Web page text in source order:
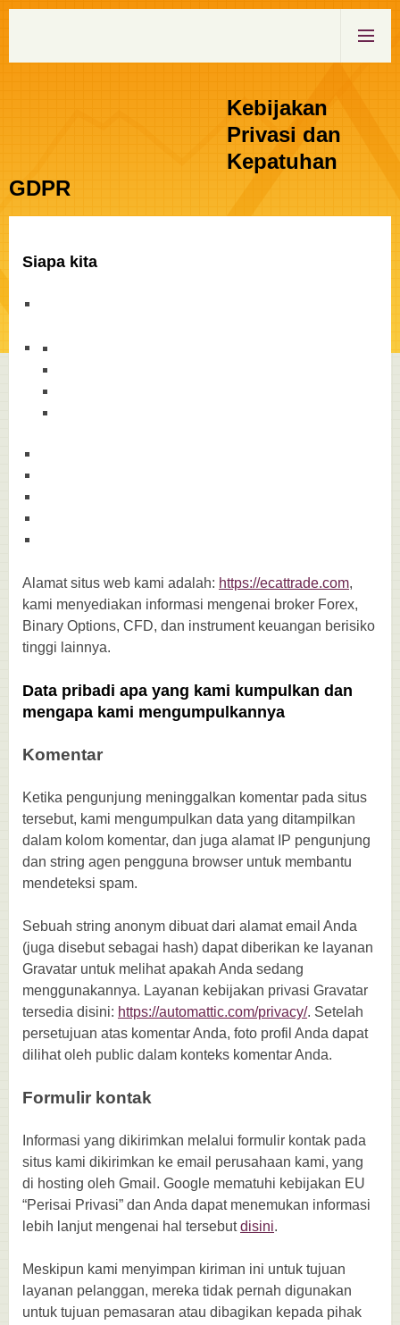
Kebijakan
Privasi dan
Kepatuhan
GDPR
Siapa kita
Alamat situs web kami adalah: https://ecattrade.com,
kami menyediakan informasi mengenai broker Forex,
Binary Options, CFD, dan instrument keuangan berisiko
tinggi lainnya.
Data pribadi apa yang kami kumpulkan dan
mengapa kami mengumpulkannya
Komentar
Ketika pengunjung meninggalkan komentar pada situs
tersebut, kami mengumpulkan data yang ditampilkan
dalam kolom komentar, dan juga alamat IP pengunjung
dan string agen pengguna browser untuk membantu
mendeteksi spam.
Sebuah string anonym dibuat dari alamat email Anda
(juga disebut sebagai hash) dapat diberikan ke layanan
Gravatar untuk melihat apakah Anda sedang
menggunakannya. Layanan kebijakan privasi Gravatar
tersedia disini: https://automattic.com/privacy/. Setelah
persetujuan atas komentar Anda, foto profil Anda dapat
dilihat oleh public dalam konteks komentar Anda.
Formulir kontak
Informasi yang dikirimkan melalui formulir kontak pada
situs kami dikirimkan ke email perusahaan kami, yang
di hosting oleh Gmail. Google mematuhi kebijakan EU
“Perisai Privasi” dan Anda dapat menemukan informasi
lebih lanjut mengenai hal tersebutdisini.
Meskipun kami menyimpan kiriman ini untuk tujuan
layanan pelanggan, mereka tidak pernah digunakan
untuk tujuan pemasaran atau dibagikan kepada pihak